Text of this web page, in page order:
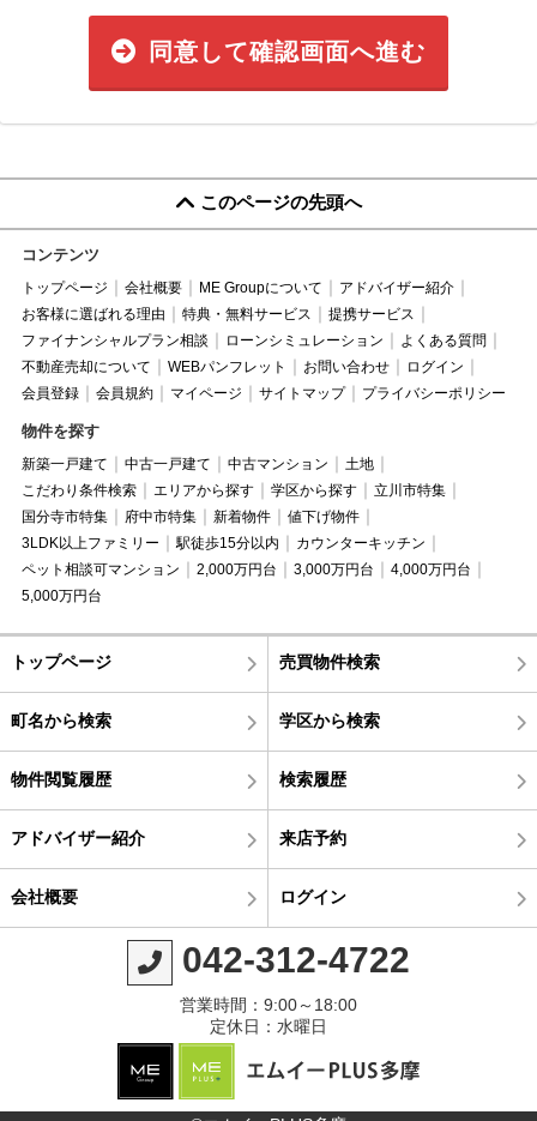
同意して確認画面へ進む
このページの先頭へ
コンテンツ
トップページ 会社概要 ME Groupについて
アドバイザー紹介
お客様に選ばれる理由
特典・無料サービス
提携サービス
ファイナンシャルプラン相談
ローンシミュレーション
よくある質問
不動産売却について
WEBパンフレット お問い合わせ
ログイン
会員登録
会員規約 マイページ サイトマップ プライバシーポリシー
物件を探す
新築一戸建て 中古一戸建て 中古マンション
土地
こだわり条件検索
エリアから探す 学区から探す
立川市特集
国分寺市特集
府中市特集 新着物件
値下げ物件
3LDK以上ファミリー
駅徒歩15分以内
カウンターキッチン
ペット相談可マンション
2,000万円台 3,000万円台
4,000万円台
5,000万円台
トップページ 売買物件検索
町名から検索 学区から検索
物件閲覧履歴 検索履歴
アドバイザー紹介 来店予約
会社概要 ログイン
042-312-4722
営業時間：9:00～18:00
定休日：水曜日